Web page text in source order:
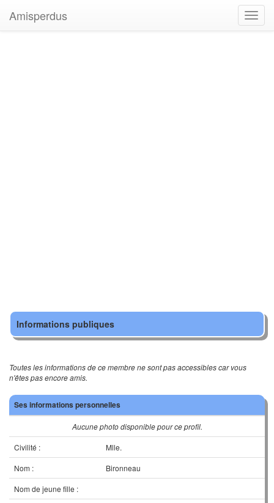
Amisperdus
Informations publiques
Toutes les informations de ce membre ne sont pas accessibles car vous
n'êtes pas encore amis.
Ses informations personnelles
Aucune photo disponible pour ce profil.
Civilité :
Mlle.
Nom :
Bironneau
Nom de jeune fille :